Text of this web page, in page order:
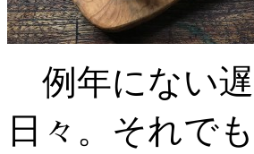
例年にない
日々。それで